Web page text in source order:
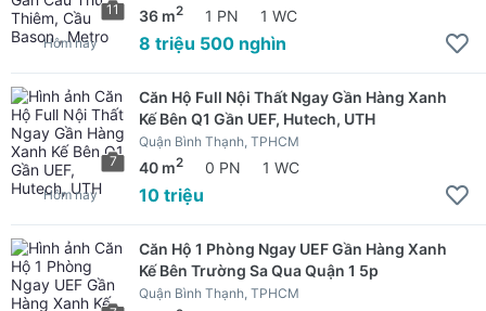
11 36 m2 1 PN 1 WC
8 triệu 500 nghìn
Hôm nay
7
Căn Hộ Full Nội Thất Ngay Gần Hàng Xanh
Kế Bên Q1 Gần UEF, Hutech, UTH
Quận Bình Thạnh, TPHCM
40 m2 0 PN 1 WC
10 triệu
Hôm nay
Căn Hộ 1 Phòng Ngay UEF Gần Hàng Xanh
Kế Bên Trường Sa Qua Quận 1 5p
Quận Bình Thạnh, TPHCM